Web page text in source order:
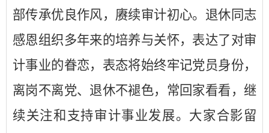
部传承优良作风，赓续审计初心。退休 同志
感恩组织多年来的培养与关怀，表达了对审
计事业的眷恋，表态将始终牢记党员身份，
离岗不离党、退休不褪色，常回家看看，继
续关注和 支持审计事业发展。 大家合影留